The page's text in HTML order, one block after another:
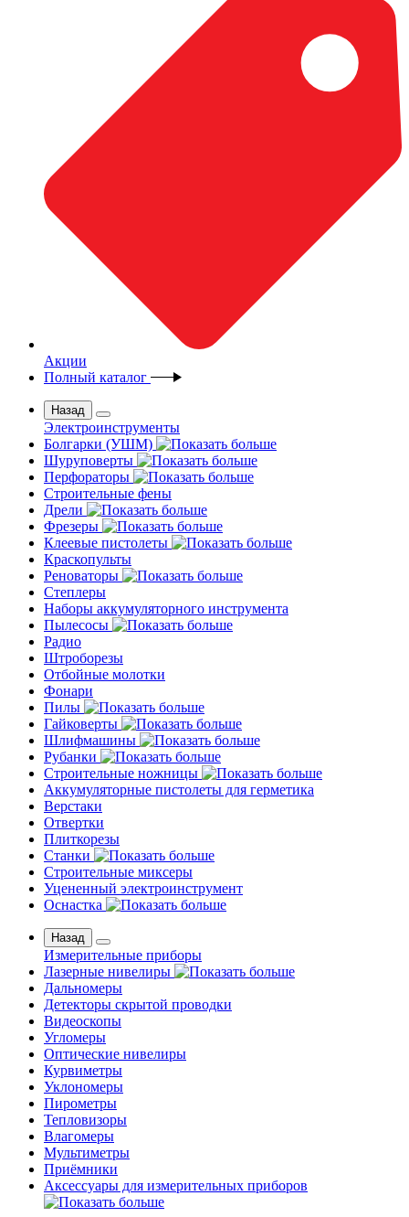
Акции
Полный каталог
Назад
Электроинструменты
Болгарки (УШМ)
Шуруповерты
Перфораторы
Строительные фены
Дрели
Фрезеры
Клеевые пистолеты
Краскопульты
Реноваторы
Степлеры
Наборы аккумуляторного инструмента
Пылесосы
Радио
Штроборезы
Отбойные молотки
Фонари
Пилы
Гайковерты
Шлифмашины
Рубанки
Строительные ножницы
Аккумуляторные пистолеты для герметика
Верстаки
Отвертки
Плиткорезы
Станки
Строительные миксеры
Уцененный электроинструмент
Оснастка
Назад
Измерительные приборы
Лазерные нивелиры
Дальномеры
Детекторы скрытой проводки
Видеоскопы
Угломеры
Оптические нивелиры
Курвиметры
Уклономеры
Пирометры
Тепловизоры
Влагомеры
Мультиметры
Приёмники
Аксессуары для измерительных приборов